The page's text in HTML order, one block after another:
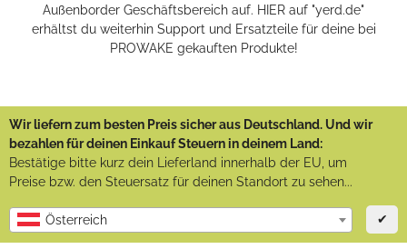
Außenborder Geschäftsbereich auf. HIER auf "yerd.de"
erhältst du weiterhin Support und Ersatzteile für deine bei
PROWAKE gekauften Produkte!
Wir liefern zum besten Preis sicher aus Deutschland. Und wir
bezahlen für deinen Einkauf Steuern in deinem Land:
Bestätige bitte kurz dein Lieferland innerhalb der EU, um
Preise bzw. den Steuersatz für deinen Standort zu sehen...
Österreich ✔